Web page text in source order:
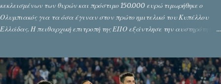
κεκλεισμένων των θυρών και πρόστιμο 150.000 ευρώ τιμωρήθηκε ο
Ολυμπιακός για τα όσα έγιναν στον πρώτο ημιτελικό του Κυπέλλου
Ελλάδας. Η πειθαρχική επιτροπή της ΕΠΟ εξάντλησε την αυστηρότητά
όπως απαιτούσαν, αφού κάτι τέτοιο δεν ήταν εφικτό, σύμφωνα με τα
στοιχεία...